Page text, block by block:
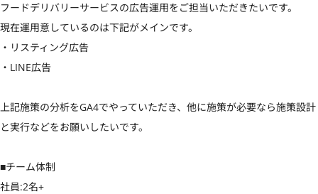
フードデリバリーサービスの広告運用をご担当いただきたいです。
現在運用意しているのは下記がメインです。
・リスティング広告
・LINE広告
上記施策の分析をGA4でやっていただき、他に施策が必要なら施策設計
と実行などをお願いしたいです。
■チーム体制
社員:2名+